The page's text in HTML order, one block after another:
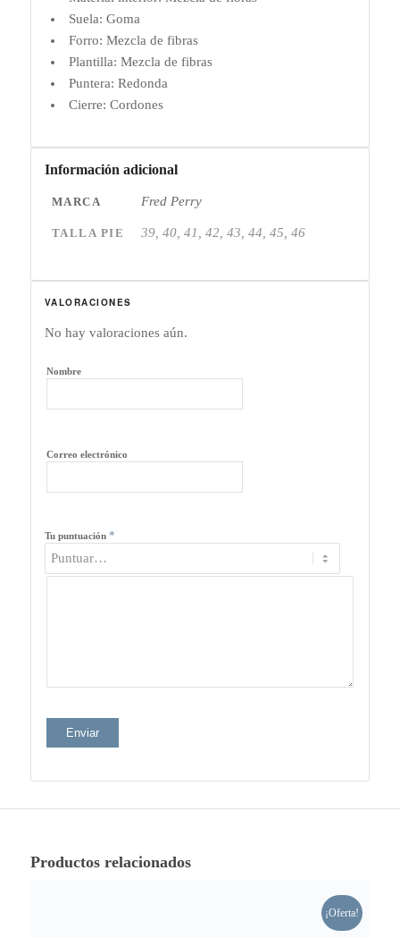
Suela: Goma
Forro: Mezcla de fibras
Plantilla: Mezcla de fibras
Puntera: Redonda
Cierre: Cordones
Información adicional
MARCA Fred Perry
TALLA PIE 39, 40, 41, 42, 43, 44, 45, 46
VALORACIONES
No hay valoraciones aún.
Nombre
Correo electrónico
Tu puntuación *
Productos relacionados
¡Oferta!